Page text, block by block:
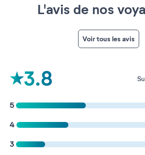
L'avis de nos
3.8
5
4
3
Voir tous les avis